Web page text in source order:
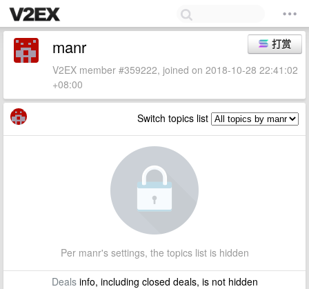
打赏
manr
V2EX member #359222, joined on 2018-10-28 22:41:02
+08:00
Switch topics list
Per manr's settings, the topics list is hidden
Dealsinfo, including closed deals, is not hidden